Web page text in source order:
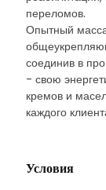
переломов.
Опытный
соединив в
- свою
кремов и
каждого
Условия